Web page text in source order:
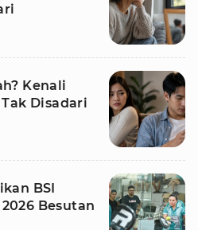
Kenali
Disadari
BSI
Besutan